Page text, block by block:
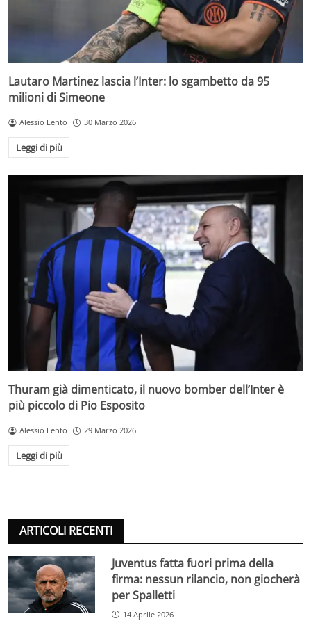
Lautaro Martinez lascia l’Inter: lo sgambetto da 95
milioni di Simeone
Alessio Lento 30 Marzo 2026
Leggi di più
Thuram già dimenticato, il nuovo bomber dell’Inter è
più piccolo di Pio Esposito
Alessio Lento 29 Marzo 2026
Leggi di più
ARTICOLI RECENTI
Juventus fatta fuori prima della
firma: nessun rilancio, non giocherà
per Spalletti
14 Aprile 2026